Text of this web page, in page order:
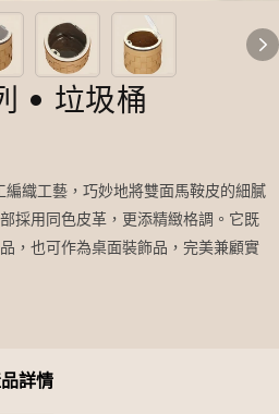
• 垃圾桶
織工藝，巧妙地將雙面馬鞍皮的細膩
採用同色皮革，更添精緻格調。它既
，也可作為桌面裝飾品，完美兼顧實
詳情